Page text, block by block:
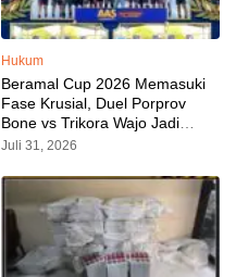
Hukum
Beramal Cup 2026 Memasuki
Fase Krusial, Duel Porprov
Bone vs Trikora Wajo Jadi
Sorotan Malam Ini
Juli 31, 2026